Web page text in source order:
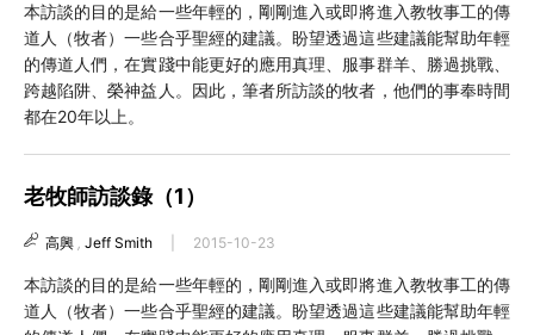
本訪談的目的是給一些年輕的，剛剛進入或即將進入教牧事工的傳
道人（牧者）一些合乎聖經的建議。盼望透過這些建議能幫助年輕
的傳道人們，在實踐中能更好的應用真理、服事群羊、勝過挑戰、
跨越陷阱、榮神益人。因此，筆者所訪談的牧者，他們的事奉時間
都在20年以上。
老牧師訪談錄（1）
高興 , Jeff Smith 2015-10-23
本訪談的目的是給一些年輕的，剛剛進入或即將進入教牧事工的傳
道人（牧者）一些合乎聖經的建議。盼望透過這些建議能幫助年輕